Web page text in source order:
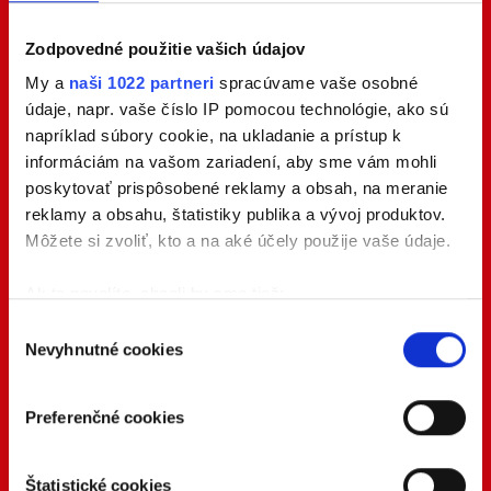
Zodpovedné použitie vašich údajov
My a naši 1022 partneri spracúvame vaše osobné
údaje, napr. vaše číslo IP pomocou technológie, ako sú
napríklad súbory cookie, na ukladanie a prístup k
informáciám na vašom zariadení, aby sme vám mohli
poskytovať prispôsobené reklamy a obsah, na meranie
reklamy a obsahu, štatistiky publika a vývoj produktov.
Môžete si zvoliť, kto a na aké účely použije vaše údaje.
polohe s presnosťou na niekoľko metrov
skenovaním konkrétnych charakteristík (odtlačky
prstov).
údaje, nájdete v časti s
. Súhlas
súhlasu
Nevyhnutné cookies
Preferenčné cookies
Štatistické cookies